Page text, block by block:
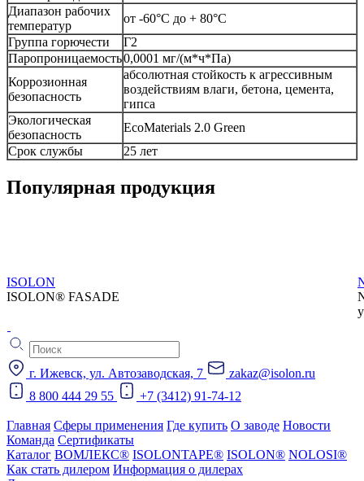
Диапазон рабочих
температур
от -60°С до + 80°С
Группа горючести
Г2
Паропроницаемость0,0001 мг/(м*ч*Па)
Коррозионная
безопасность
абсолютная стойкость к агрессивным
воздействиям влаги, бетона, цемента,
гипса
Экологическая
безопасность
EcoMaterials 2.0 Green
Срок службы
25 лет
Популярная продукция
ISOLON
ISOLON® FASADE
г. Ижевск, ул. Автозаводская, 7
zakaz@isolon.ru
8 800 444 29 55
+7 (3412) 91-74-12
Главная Сферы применения Где купить О заводе Новости
Команда Сертификаты
Каталог ВОМЛЕКС® ISOLONTAPE® ISOLON® NOLOSI®
Как стать дилером Информация о дилерах